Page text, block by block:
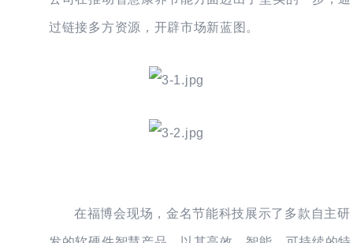
过链接多方资源，开辟市场新蓝图。
在福博会现场，金名节能科技展示了多款自主研